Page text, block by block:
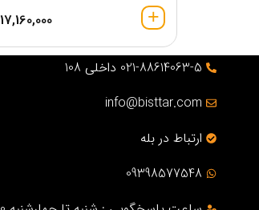
17,160,000
021-88614063-5 داخلی 108
info@bisttar.com
ارتباط در بله
09398577548